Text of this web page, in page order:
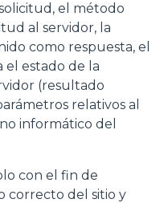
el método
al servidor, la
como respuesta, el
estado de la
(resultado
relativos al
informático del
con el fin de
correcto del sitio y